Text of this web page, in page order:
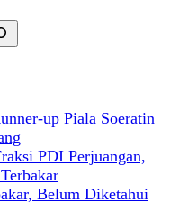
up Piala Soeratin
PDI Perjuangan,
Belum Diketahui